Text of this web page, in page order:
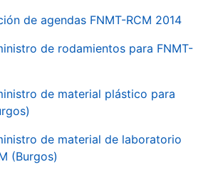
de agendas FNMT-RCM 2014
de rodamientos para FNMT-
de material plástico para
de material de laboratorio
(Burgos)